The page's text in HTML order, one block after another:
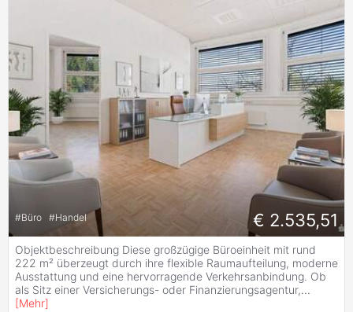
#Büro #Handel € 2.535,51
Objektbeschreibung Diese großzügige Büroeinheit mit rund
222 m² überzeugt durch ihre flexible Raumaufteilung, moderne
Ausstattung und eine hervorragende Verkehrsanbindung. Ob
als Sitz einer Versicherungs- oder Finanzierungsagentur,...
[Mehr]